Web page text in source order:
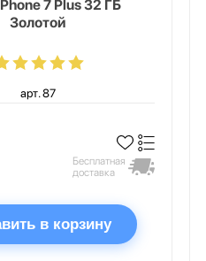
7 Plus 32 ГБ
Золотой
арт. 87
Бесплатная
доставка
в корзину